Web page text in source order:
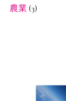
農業 (3)